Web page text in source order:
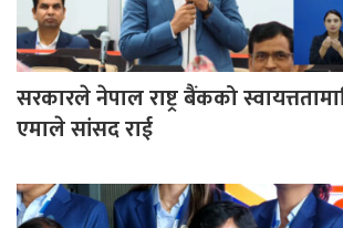
सरकारले नेपाल राष्ट्र बैंकको
एमाले सांसद राई